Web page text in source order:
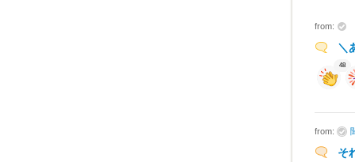
from:
＼
48
from:
そ